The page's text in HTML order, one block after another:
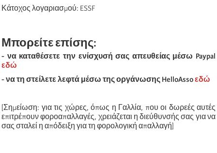
Κάτοχος λογαριασμού: ESSF
Μπορείτε επίσης:
- να καταθέσετε την ενίσχυσή σας απευθείας μέσω Paypal
εδώ
-να τη στείλετε λεφτά μέσω της οργάνωσης HelloAssoεδώ
[Σημείωση: για τις χώρες, όπως η Γαλλία, που οι δωρεές αυτές
επιτρέπουν φοροαπαλλαγές, χρειάζεται η διεύθυνσής σας για να
σας σταλεί η απόδειξη για τη φορολογική απαλλαγή]